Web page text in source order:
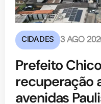
CIDADES 3 AGO
Prefeito
recuperação
avenidas